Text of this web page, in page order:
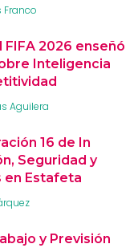
Franco
FIFA 2026 enseñó
Inteligencia
Aguilera
16 de In
Seguridad y
en Estafeta
y Previsión